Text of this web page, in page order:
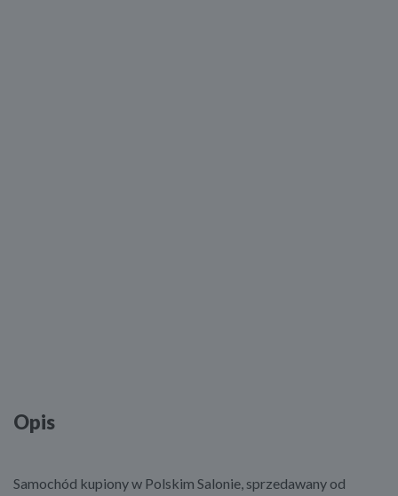
Opis
Samochód kupiony w Polskim Salonie, sprzedawany od